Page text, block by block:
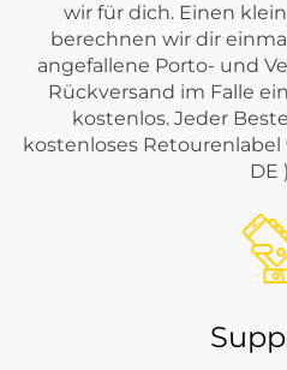
wir für dich. Einen
berechnen wir dir
angefallene Porto- und
Rückversand im Falle
kostenlos. Jeder
kostenloses Retourenlabel
DE )